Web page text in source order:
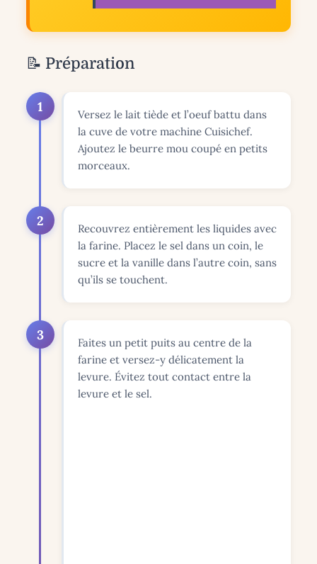
📝 Préparation
1
Versez le lait tiède et l’oeuf battu dans
la cuve de votre machine Cuisichef.
Ajoutez le beurre mou coupé en petits
morceaux.
2
Recouvrez entièrement les liquides avec
la farine. Placez le sel dans un coin, le
sucre et la vanille dans l’autre coin, sans
qu’ils se touchent.
3
Faites un petit puits au centre de la
farine et versez-y délicatement la
levure. Évitez tout contact entre la
levure et le sel.